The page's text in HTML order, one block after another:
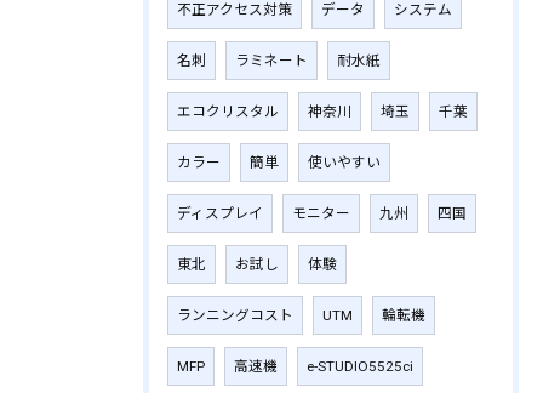
不正アクセス対策 データ システム
名刺 ラミネート 耐水紙
エコクリスタル 神奈川 埼玉 千葉
カラー 簡単 使いやすい
ディスプレイ モニター 九州 四国
東北 お試し 体験
ランニングコスト UTM 輪転機
MFP 高速機 e-STUDIO5525ci